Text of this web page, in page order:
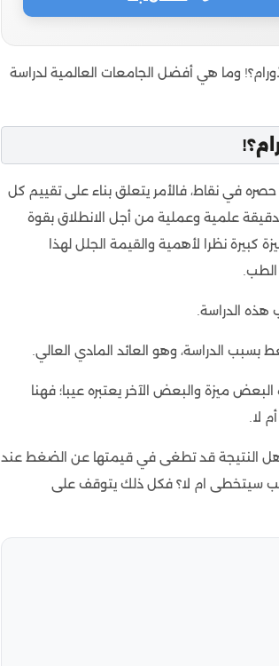
وما هي أفضل الجامعات العالمية لدراسة
في نقاط، فالأمر يتعلق بناء على تقييم كل
علمية وعملية من أجل الانطلاق بقوة
كبيرة نظرا لأهمية والقيمة الجلل لهذا
هذه الدراسة.
الدراسة، وهو العائد المادي العالي.
ميزة والبعض الآخر يعتبره عيبا؛ فهنا
لا.
هل النتيجة قد تطغى في قيمتها عن الضغط عند
سيتخطى ام لا؟ فكل ذلك يتوقف على